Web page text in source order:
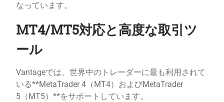
なっています。
MT4/MT5対応と高度な取引ツ
ール
Vantageでは、世界中のトレーダーに最も利用されて
いる**MetaTrader 4（MT4）およびMetaTrader
5（MT5）**をサポートしています。